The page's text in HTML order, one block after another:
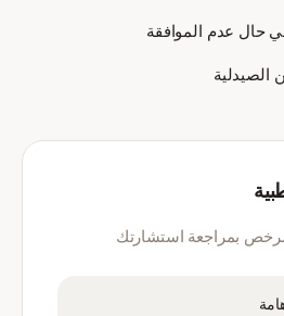
حال عدم الموافقة
الصيدلية
بمراجعة استشارتك